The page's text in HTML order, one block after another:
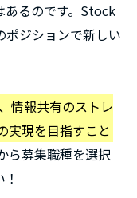
あるのです。Stock
ポジションで新しい
情報共有のストレ
実現を目指すこと
ら募集職種を選択